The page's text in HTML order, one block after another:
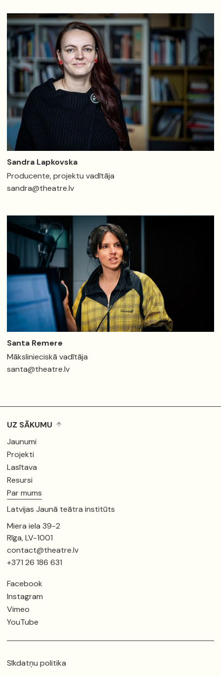
Sandra Lapkovska
Producente, projektu vadītāja
sandra@theatre.lv
Santa Remere
Mākslinieciskā vadītāja
santa@theatre.lv
UZ SĀKUMU
Jaunumi
Projekti
Lasītava
Resursi
Par mums
Latvijas Jaunā teātra institūts
Miera iela 39-2
Rīga, LV-1001
contact@theatre.lv
+371 26 186 631
Facebook
Instagram
Vimeo
YouTube
Sīkdatņu politika